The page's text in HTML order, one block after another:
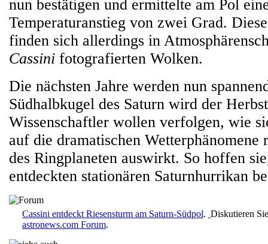
nun bestätigen und ermittelte am Pol
Temperaturanstieg von zwei Grad.
finden sich allerdings in
Cassini fotografierten Wolken.
Die nächsten Jahre werden nun
Südhalbkugel des Saturn wird der
Wissenschaftler wollen verfolgen, wie
auf die dramatischen Wetterphänomene
des Ringplaneten auswirkt. So hoffen
entdeckten stationären Saturnhurrikan
Cassini entdeckt Riesensturm am Saturn-Südpol. Diskutieren
astronews.com Forum.